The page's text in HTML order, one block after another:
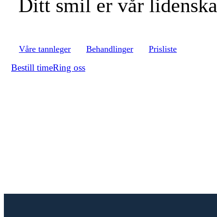
Ditt smil er vår
Våre tannleger Behandlinger Prisliste
Bestill timeRing oss